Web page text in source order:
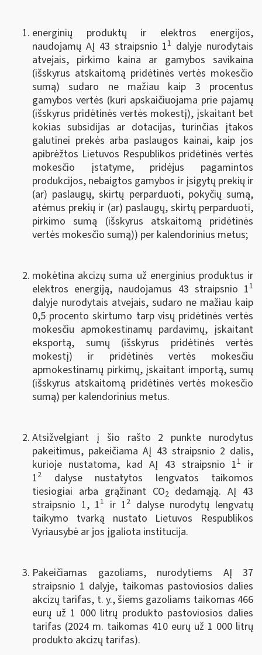
energinių produktų ir elektros energijos,
naudojamų AĮ 43 straipsnio 11 dalyje nurodytais
atvejais, pirkimo kaina ar gamybos savikaina
(išskyrus atskaitomą pridėtinės vertės mokesčio
sumą) sudaro ne mažiau kaip 3 procentus
gamybos vertės (kuri apskaičiuojama prie pajamų
(išskyrus pridėtinės vertės mokestį), įskaitant bet
kokias subsidijas ar dotacijas, turinčias įtakos
galutinei prekės arba paslaugos kainai, kaip jos
apibrėžtos Lietuvos Respublikos pridėtinės vertės
mokesčio įstatyme, pridėjus pagamintos
produkcijos, nebaigtos gamybos ir įsigytų prekių ir
(ar) paslaugų, skirtų perparduoti, pokyčių sumą,
atėmus prekių ir (ar) paslaugų, skirtų perparduoti,
pirkimo sumą (išskyrus atskaitomą pridėtinės
vertės mokesčio sumą)) per kalendorinius metus;
mokėtina akcizų suma už energinius produktus ir
elektros energiją, naudojamus 43 straipsnio 11
dalyje nurodytais atvejais, sudaro ne mažiau kaip
0,5 procento skirtumo tarp visų pridėtinės vertės
mokesčiu apmokestinamų pardavimų, įskaitant
eksportą, sumų (išskyrus pridėtinės vertės
mokestį) ir pridėtinės vertės mokesčiu
apmokestinamų pirkimų, įskaitant importą, sumų
(išskyrus atskaitomą pridėtinės vertės mokesčio
sumą) per kalendorinius metus.
Atsižvelgiant į šio rašto 2 punkte nurodytus
pakeitimus, pakeičiama AĮ 43 straipsnio 2 dalis,
kurioje nustatoma, kad AĮ 43 straipsnio 11
ir
12
dalyse nustatytos lengvatos taikomos
tiesiogiai arba grąžinant CO2
dedamąją. AĮ 43
straipsnio 1, 11 ir 12 dalyse nurodytų lengvatų
taikymo tvarką nustato Lietuvos Respublikos
Vyriausybė ar jos įgaliota institucija.
Pakeičiamas gazoliams, nurodytiems AĮ 37
straipsnio 1 dalyje, taikomas pastoviosios dalies
akcizų tarifas, t. y., šiems gazoliams taikomas 466
eurų už 1 000 litrų produkto pastoviosios dalies
tarifas (2024 m. taikomas 410 eurų už 1 000 litrų
produkto akcizų tarifas).